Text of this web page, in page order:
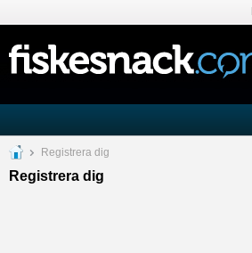
Registrera dig
Registrera dig